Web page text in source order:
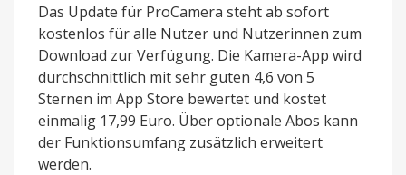
Das Update für ProCamera steht ab sofort
kostenlos für alle Nutzer und Nutzerinnen zum
Download zur Verfügung. Die Kamera-App wird
durchschnittlich mit sehr guten 4,6 von 5
Sternen im App Store bewertet und kostet
einmalig 17,99 Euro. Über optionale Abos kann
der Funktionsumfang zusätzlich erweitert
werden.